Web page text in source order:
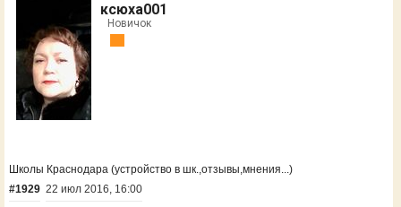
ксюха001
Новичок
Школы Краснодара (устройство в шк.,отзывы,мнения...)
#1929 22 июл 2016, 16:00